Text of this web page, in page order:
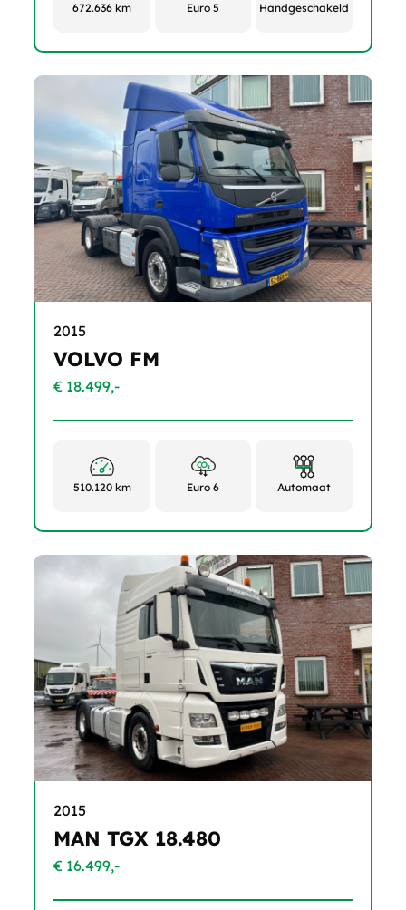
672.636 km Euro 5 Handgeschakeld
2015
VOLVO FM
€ 18.499,-
510.120 km Euro 6 Automaat
2015
MAN TGX 18.480
€ 16.499,-